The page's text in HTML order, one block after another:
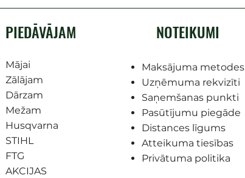
PIEDĀVĀJAM
Mājai
Zālājam
Dārzam
Mežam
Husqvarna
STIHL
FTG
AKCIJAS
NOTEIKUMI
Maksājuma metodes
Uzņēmuma rekvizīti
Saņemšanas punkti
Pasūtījumu piegāde
Distances līgums
Atteikuma tiesības
Privātuma politika